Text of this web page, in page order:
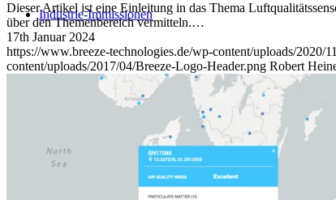
Industrie-Immissionen
Dieser Artikel ist eine Einleitung in das Thema
über den Themenbereich vermitteln.…
17th Januar 2024
https://www.breeze-technologies.de/wp-content/uploads/2020/
content/uploads/2017/04/Breeze-Logo-Header.png Robert